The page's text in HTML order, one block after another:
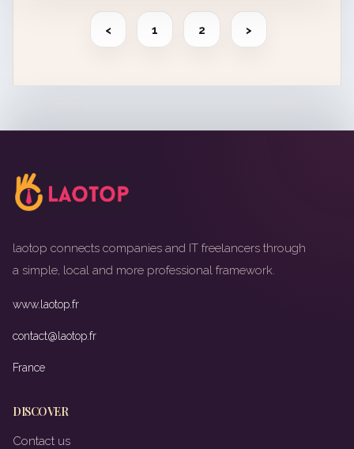
< 1 2 >
laotop connects companies and IT freelancers through
a simple, local and more professional framework.
www.laotop.fr
contact@laotop.fr
France
DISCOVER
Contact us